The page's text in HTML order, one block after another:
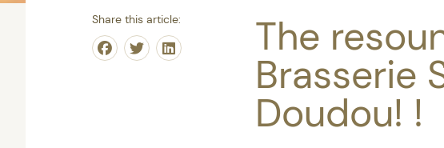
Share this article:
Share on Facebook
Share on Twitter
Share on LinkedinThe
Brasserie
Doudou! !